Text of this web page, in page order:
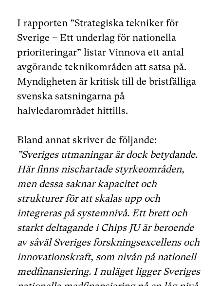
I rapporten ”Strategiska tekniker för
Sverige – Ett underlag för nationella
prioriteringar” listar Vinnova ett antal
avgörande teknikområden att satsa på.
Myndigheten är kritisk till de bristfälliga
svenska satsningarna på
halvledarområdet hittills.
Bland annat skriver de följande:
”Sveriges utmaningar är dock betydande.
Här finns nischartade styrkeområden,
men dessa saknar kapacitet och
strukturer för att skalas upp och
integreras på systemnivå. Ett brett och
starkt deltagande i Chips JU är beroende
av såväl Sveriges forskningsexcellens och
innovationskraft, som nivån på nationell
medfinansiering. I nuläget ligger Sveriges